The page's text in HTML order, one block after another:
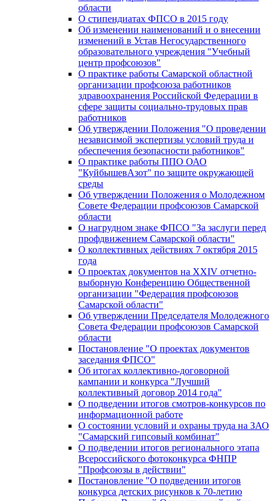
области
О стипендиатах ФПСО в 2015 году
Об изменении наименований и о внесении
изменений в Устав Негосударственного
образовательного учреждения "Учебный
центр профсоюзов"
О практике работы Самарской областной
организации профсоюза работников
здравоохранения Российской Федерации в
сфере защиты социально-трудовых прав
работников
Об утверждении Положения "О проведении
независимой экспертизы условий труда и
обеспечения безопасности работников"
О практике работы ППО ОАО
"КуйбышевАзот" по защите окружающей
среды
Об утверждении Положения о Молодежном
Совете Федерации профсоюзов Самарской
области
О нагрудном знаке ФПСО "За заслуги перед
профдвижением Самарской области"
О коллективных действиях 7 октября 2015
года
О проектах документов на XXIV отчетно-
выборную Конференцию Общественной
организации "Федерация профсоюзов
Самарской области"
Об утверждении Председателя Молодежного
Совета Федерации профсоюзов Самарской
области
Постановление "О проектах документов
заседания ФПСО"
Об итогах коллективно-договорной
кампании и конкурса "Лучший
коллективный договор 2014 года"
О подведении итогов смотров-конкурсов по
информационной работе
О состоянии условий и охраны труда на ЗАО
"Самарский гипсовый комбинат"
О подведении итогов регионального этапа
Всероссийского фотоконкурса ФНПР
"Профсоюзы в действии"
Постановление "О подведении итогов
конкурса детских рисунков к 70-летию